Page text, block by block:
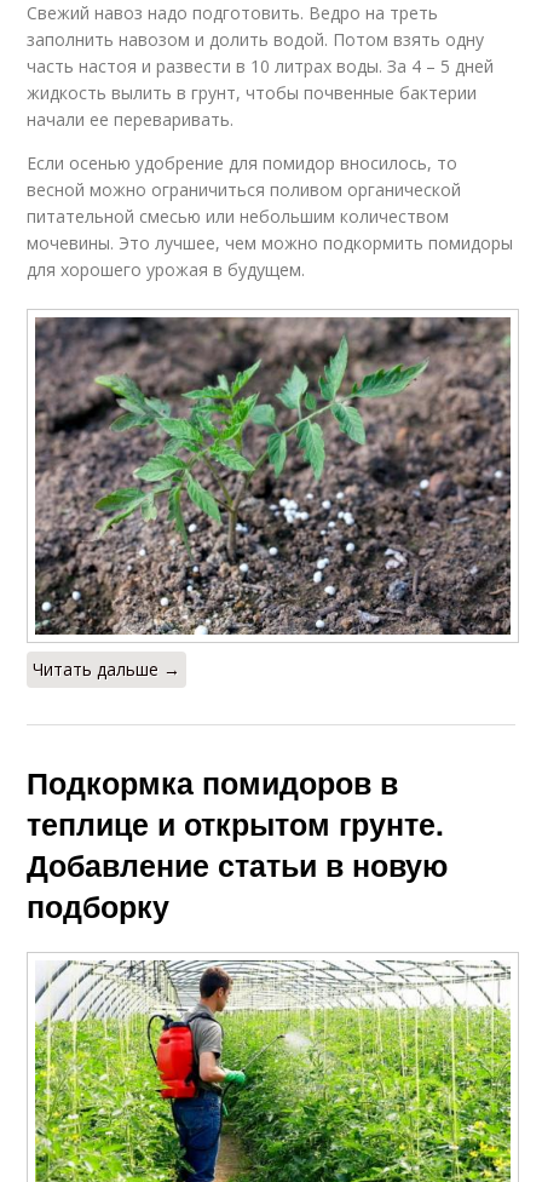
Свежий навоз надо подготовить. Ведро на треть
заполнить навозом и долить водой. Потом взять одну
часть настоя и развести в 10 литрах воды. За 4 – 5 дней
жидкость вылить в грунт, чтобы почвенные бактерии
начали ее переваривать.
Если осенью удобрение для помидор вносилось, то
весной можно ограничиться поливом органической
питательной смесью или небольшим количеством
мочевины. Это лучшее, чем можно подкормить помидоры
для хорошего урожая в будущем.
Читать дальше →
Подкормка помидоров в
теплице и открытом грунте.
Добавление статьи в новую
подборку